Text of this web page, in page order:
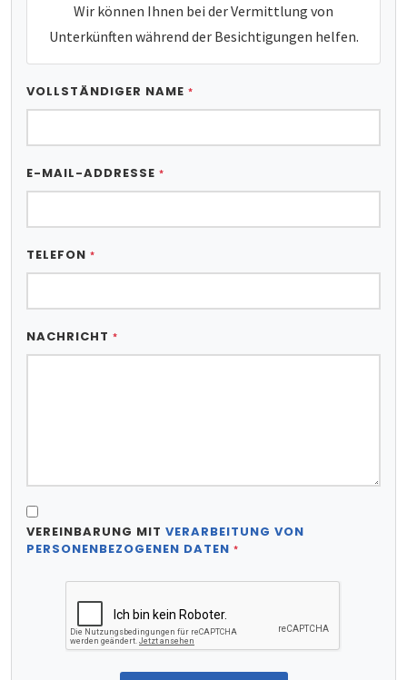
Wir können Ihnen bei der Vermittlung von
Unterkünften während der Besichtigungen helfen.
VOLLSTÄNDIGER NAME *
E-MAIL-ADDRESSE *
TELEFON *
NACHRICHT *
VEREINBARUNG MIT VERARBEITUNG VON
PERSONENBEZOGENEN DATEN *